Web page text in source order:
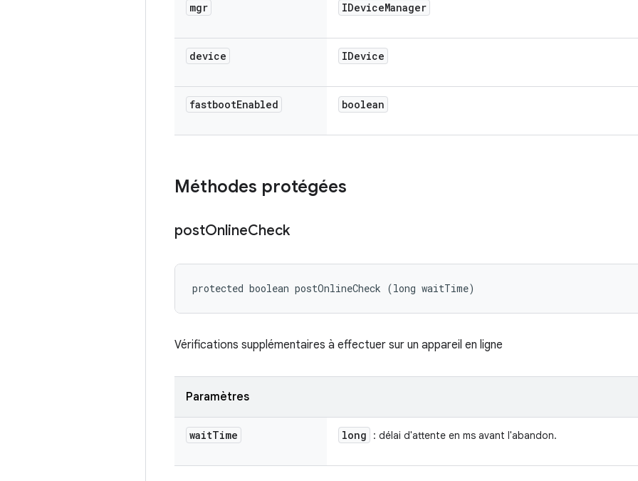
mgr IDeviceManager
device IDevice
fastbootEnabled boolean
Méthodes protégées
postOnlineCheck
protected boolean postOnlineCheck (long waitTime)
Vérifications supplémentaires à effectuer sur un appareil en ligne
Paramètres
waitTime long : délai d'attente en ms avant l'abandon.